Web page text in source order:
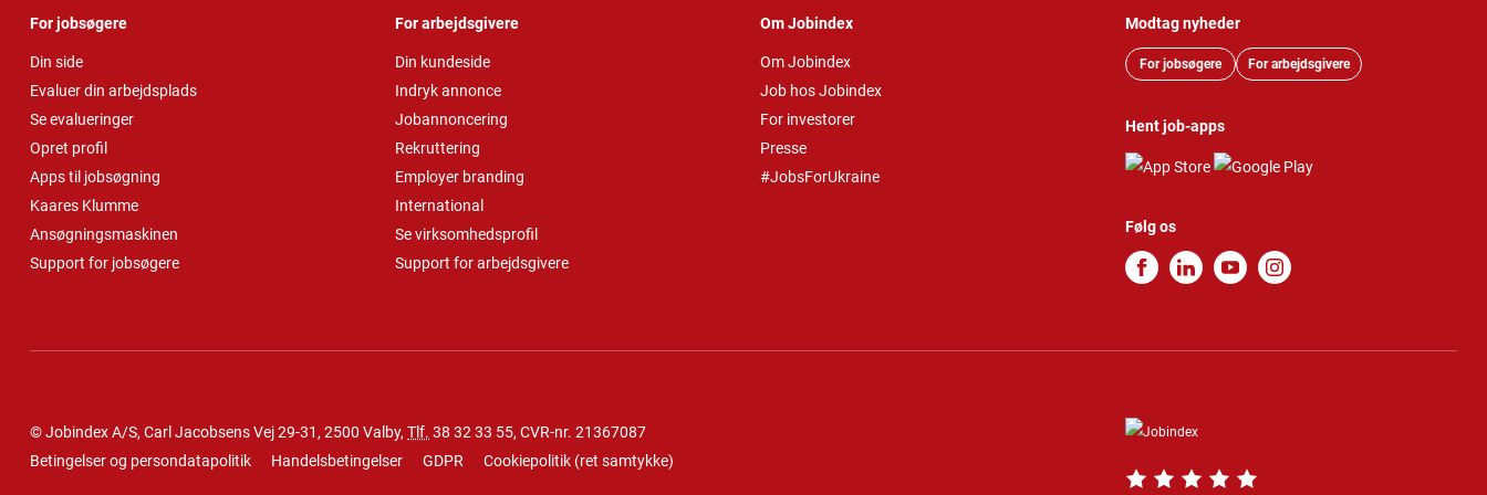
For jobsøgere
Din side
Evaluer din arbejdsplads
Se evalueringer
Opret profil
Apps til jobsøgning
Kaares Klumme
Ansøgningsmaskinen
Support for jobsøgere
For arbejdsgivere
Din kundeside
Indryk annonce
Jobannoncering
Rekruttering
Employer branding
International
Se virksomhedsprofil
Support for arbejdsgivere
Om Jobindex
Om Jobindex
Job hos Jobindex
For investorer
Presse
#JobsForUkraine
Modtag nyheder
For jobsøgere For arbejdsgivere
Hent job-apps
Følg os
© Jobindex A/S, Carl Jacobsens Vej 29-31, 2500 Valby, Tlf. 38 32 33 55, CVR-nr. 21367087
Betingelser og persondatapolitik
Handelsbetingelser GDPR Cookiepolitik (ret samtykke)